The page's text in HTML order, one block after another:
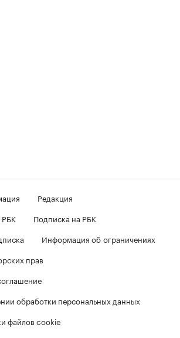
Редакция
РБК
Подписка на РБК
Информация об ограничениях
прав
обработки персональных данных
файлов cookie